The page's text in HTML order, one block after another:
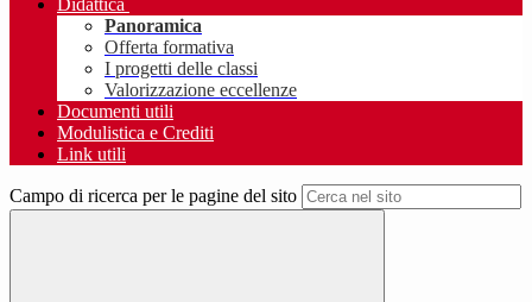
Didattica
Panoramica
Offerta formativa
I progetti delle classi
Valorizzazione eccellenze
Documenti utili
Modulistica e Crediti
Link utili
Campo di ricerca per le pagine del sito